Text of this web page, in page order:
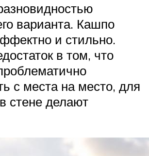
варианта. Кашпо
и стильно.
в том, что
с места на место, для
стене делают